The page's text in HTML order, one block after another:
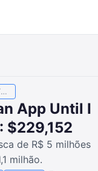
AI Coder TODAY
App Until I
$229,152
de R$ 5 milhões
milhão.